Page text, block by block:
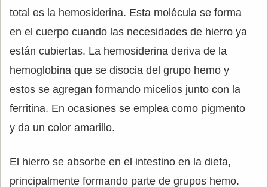
total es la hemosiderina. Esta molécula se forma
en el cuerpo cuando las necesidades de hierro ya
están cubiertas. La hemosiderina deriva de la
hemoglobina que se disocia del grupo hemo y
estos se agregan formando micelios junto con la
ferritina. En ocasiones se emplea como pigmento
y da un color amarillo.
El hierro se absorbe en el intestino en la dieta,
principalmente formando parte de grupos hemo.